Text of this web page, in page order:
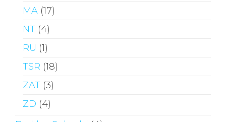
MA (17)
NT (4)
RU (1)
TSR (18)
ZAT (3)
ZD (4)